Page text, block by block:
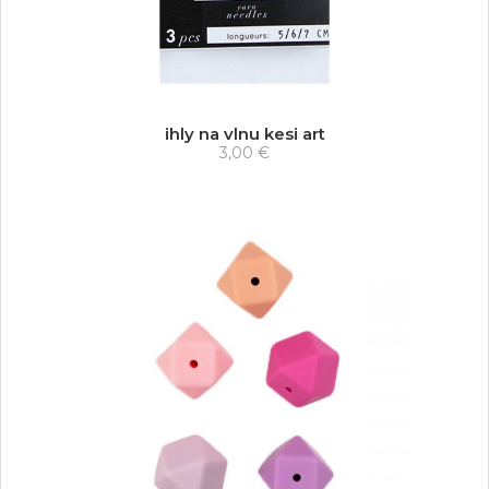
ihly na vlnu kesi art
3,00 €